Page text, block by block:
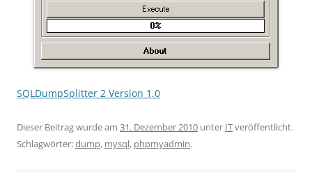
SQLDumpSplitter 2 Version 1.0
Dieser Beitrag wurde am 31. Dezember 2010 unter ITveröffentlicht.
Schlagwörter:dump, mysql, phpmyadmin.